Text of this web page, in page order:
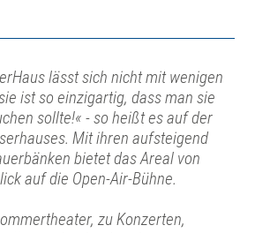
lässt sich nicht mit wenigen
ist so einzigartig, dass man sie
sollte!« - so heißt es auf der
Mit ihren aufsteigend
bietet das Areal von
auf die Open-Air-Bühne.
zu Konzerten,